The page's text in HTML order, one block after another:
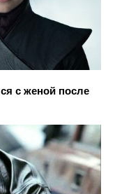
с женой после